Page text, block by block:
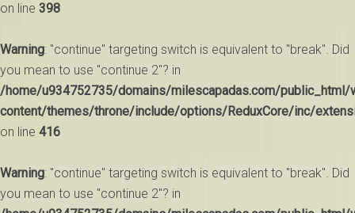
on line 398
Warning: "continue" targeting switch is equivalent to "break". Did
you mean to use "continue 2"? in
/home/u934752735/domains/milescapadas.com/public_html/
content/themes/throne/include/options/ReduxCore/inc/
on line 416
Warning: "continue" targeting switch is equivalent to "break". Did
you mean to use "continue 2"? in